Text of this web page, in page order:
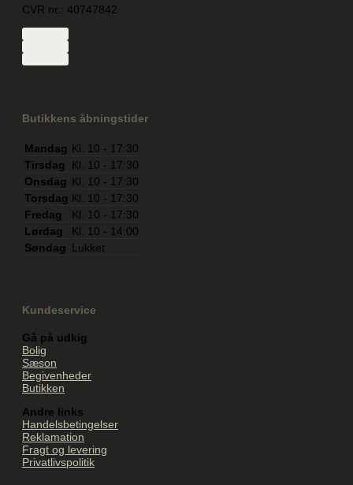
CVR nr.: 40747842
Butikkens åbningstider
Mandag Kl. 10 - 17:30
Tirsdag
Kl. 10 - 17:30
Onsdag Kl. 10 - 17:30
Torsdag Kl. 10 - 17:30
Fredag
Kl. 10 - 17:30
Lørdag
Kl. 10 - 14:00
Søndag
Lukket
Kundeservice
Gå på udkig
Bolig
Sæson
Begivenheder
Butikken
Andre links
Handelsbetingelser
Reklamation
Fragt og levering
Privatlivspolitik